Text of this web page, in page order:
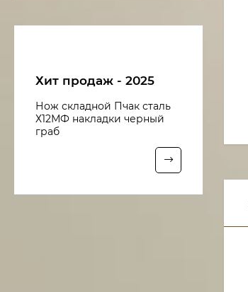
Хит продаж - 2025
Нож складной Пчак сталь
Х12МФ накладки черный
граб